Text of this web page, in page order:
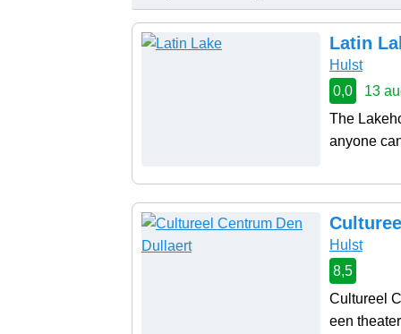
Latin
Hulst
0,0
13
The
anyone
Hulst
8,5
Cultureel
een